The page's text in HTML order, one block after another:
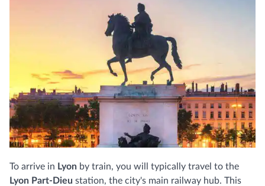
To arrive in Lyon by train, you will typically travel to the
Lyon Part-Dieu station, the city's main railway hub. This